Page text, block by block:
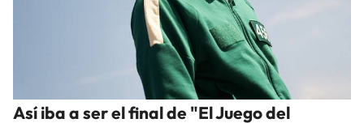
Así iba a ser el final de "El Juego del